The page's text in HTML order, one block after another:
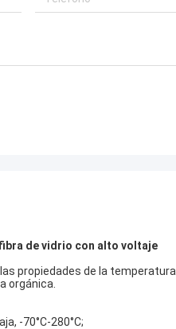
de vidrio con alto voltaje
propiedades de la temperatura
orgánica.
-70°C-280°C;